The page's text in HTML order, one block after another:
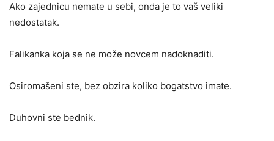
Ako zajednicu nemate u sebi, onda je to vaš veliki
nedostatak.
Falikanka koja se ne može novcem nadoknaditi.
Osiromašeni ste, bez obzira koliko bogatstvo imate.
Duhovni ste bednik.